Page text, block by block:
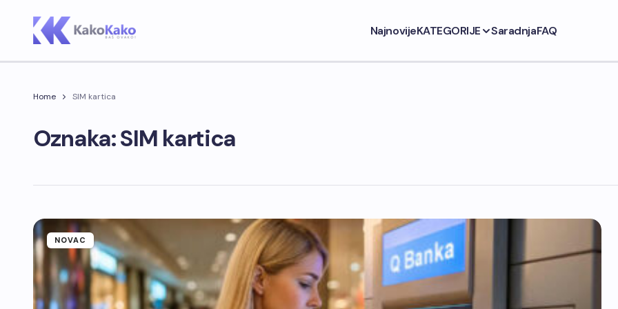
NajnovijeKATEGORIJE SaradnjaFAQ
Home SIM kartica
Oznaka: SIM kartica
NOVAC